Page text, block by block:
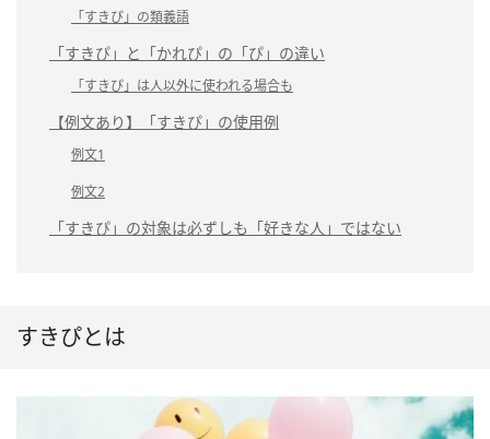
「すきぴ」の類義語
「すきぴ」と「かれぴ」の「ぴ」の違い
「すきぴ」は人以外に使われる場合も
【例文あり】「すきぴ」の使用例
例文1
例文2
「すきぴ」の対象は必ずしも「好きな人」ではない
すきぴとは